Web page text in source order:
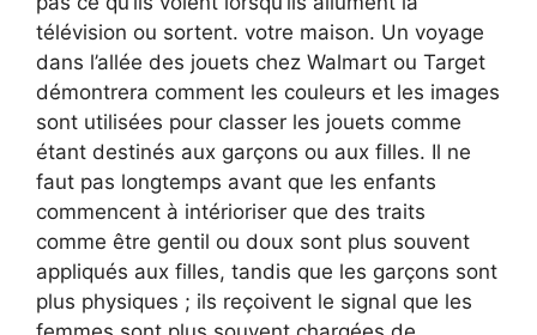
télévision ou sortent. votre maison. Un voyage
dans l’allée des jouets chez Walmart ou Target
démontrera comment les couleurs et les images
sont utilisées pour classer les jouets comme
étant destinés aux garçons ou aux filles. Il ne
faut pas longtemps avant que les enfants
commencent à intérioriser que des traits
comme être gentil ou doux sont plus souvent
appliqués aux filles, tandis que les garçons sont
plus physiques ; ils reçoivent le signal que les